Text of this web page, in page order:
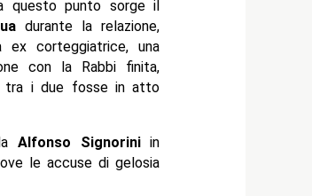
questo punto sorge il
durante la relazione,
ex corteggiatrice, una
con la Rabbi finita,
tra i due fosse in atto
Alfonso Signoriniin
le accuse di gelosia